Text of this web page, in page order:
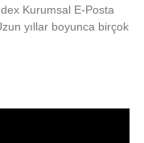
Kurumsal E-Posta
yıllar boyunca birçok